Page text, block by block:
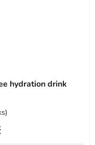
hydration drink
)